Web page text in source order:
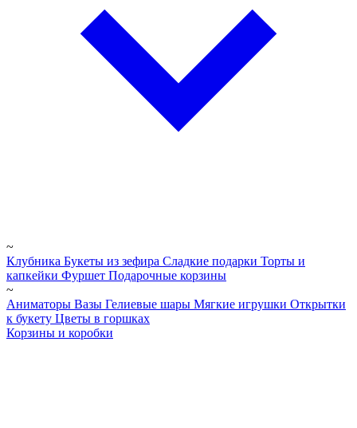
~
Клубника Букеты из зефира Сладкие подарки Торты и
капкейки Фуршет Подарочные корзины
~
Аниматоры Вазы Гелиевые шары Мягкие игрушки Открытки
к букету Цветы в горшках
Корзины и коробки